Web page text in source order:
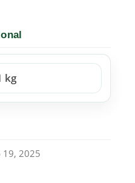
kg
19, 2025